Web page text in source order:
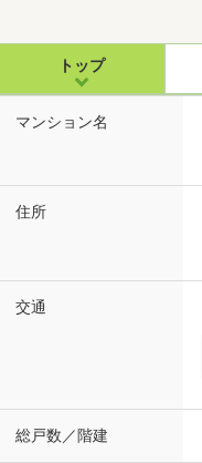
トップ
マンション名
住所
交通
総戸数／階建